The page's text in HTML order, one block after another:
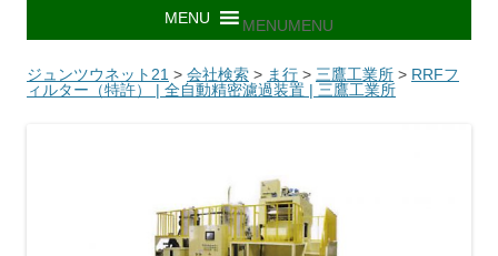
ン
ツ
ス
キ
ッ
MENUMENU
ジュンツウネット21 > 会社検索 > ま行 > 三鷹工業所 > RRFフ
ィルター（特許） | 全自動精密濾過装置 | 三鷹工業所